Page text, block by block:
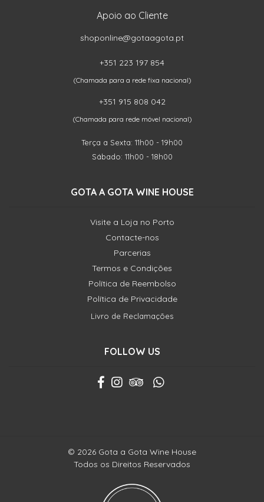
Apoio ao Cliente
shoponline@gotaagota.pt
+351 223 197 854
(Chamada para a rede fixa nacional)
+351 915 808 042
(Chamada para rede móvel nacional)
Terça a Sexta: 11h00 - 19h00
Sábado: 11h00 - 18h00
GOTA A GOTA WINE HOUSE
Visite a Loja no Porto
Contacte-nos
Parcerias
Termos e Condições
Política de Reembolso
Política de Privacidade
Livro de Reclamações
FOLLOW US
© 2026 Gota a Gota Wine House
Todos os Direitos Reservados